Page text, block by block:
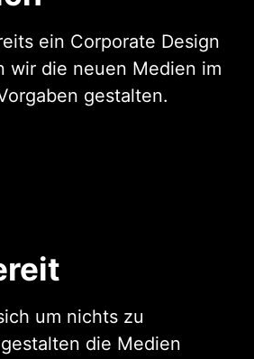
ein Corporate Design
wir die neuen Medien im
gestalten.
um nichts zu
die Medien